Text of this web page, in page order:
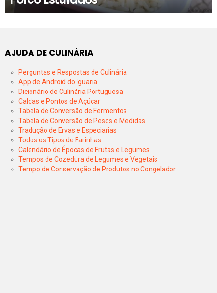
AJUDA DE CULINÁRIA
Perguntas e Respostas de Culinária
App de Android do Iguaria
Dicionário de Culinária Portuguesa
Caldas e Pontos de Açúcar
Tabela de Conversão de Fermentos
Tabela de Conversão de Pesos e Medidas
Tradução de Ervas e Especiarias
Todos os Tipos de Farinhas
Calendário de Épocas de Frutas e Legumes
Tempos de Cozedura de Legumes e Vegetais
Tempo de Conservação de Produtos no Congelador